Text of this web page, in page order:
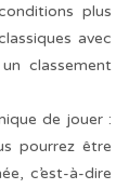
plus
avec
classement
de jouer :
pourrez être
c’est-à-dire